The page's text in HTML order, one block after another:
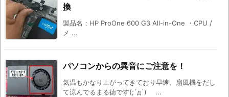
換
製品名：HP ProOne 600 G3 All-in-One ・CPU /
メ ...
パソコンからの異音にご注意を！
気温もかなり上がってきており早速、扇風機をだし
て涼んでるまる徳です(;´д`)ゞ ...